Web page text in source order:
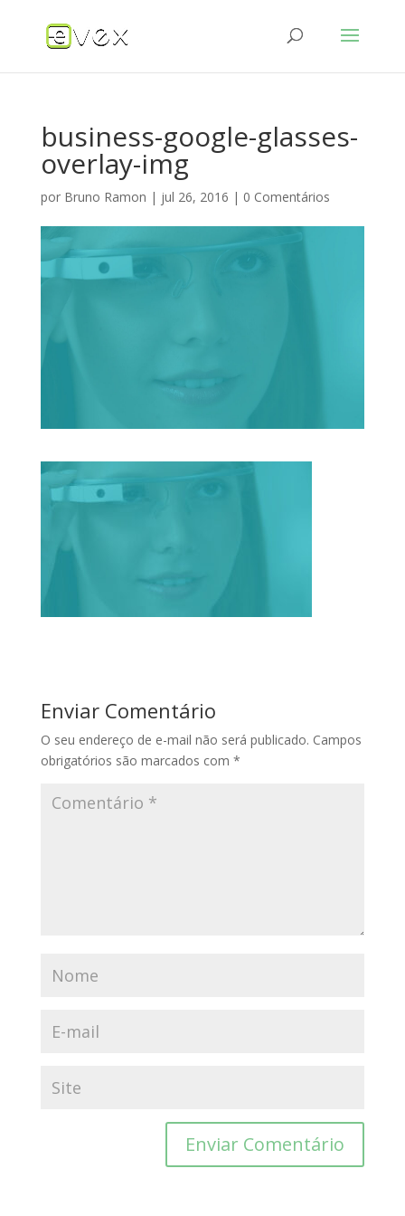
business-google-glasses-
overlay-img
por Bruno Ramon | jul 26, 2016 | 0 Comentários
Enviar Comentário
O seu endereço de e-mail não será publicado. Campos
obrigatórios são marcados com *